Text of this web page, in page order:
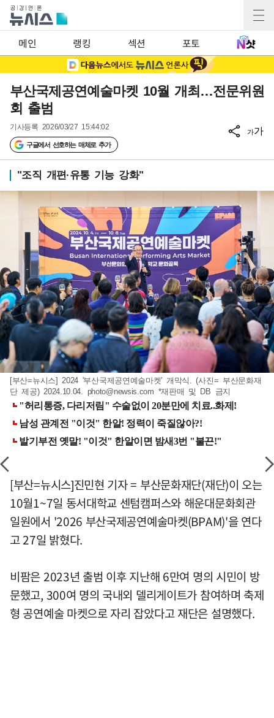
메인 랭킹 섹션 포토
부산국제공연예술마켓 10월 개최…전문위원
회 출범
기사등록 2026/03/27 15:44:02
구글에서 선호하는 매체로 추가
가가
"조직 개편·유통 기능 강화"
[부산=뉴시스] 2024 '부산국제공연예술마켓' 개막식. (사진= 부산문화재
단 제공) 2024.10.04. photo@newsis.com *재판매 및 DB 금지
[부산=뉴시스]진민현 기자 = 부산문화재단(재단)이 오는
10월1~7일 동서대학교 센텀캠퍼스와 해운대문화회관
일원에서 '2026 부산국제공연예술마켓(BPAM)'을 연다
고 27일 밝혔다.
비팜은 2023년 출범 이후 지난해 6만여 명의 시민이 방
문했고, 300여 명의 국내외 델리게이트가 참여하며 축제
형 공연예술 마켓으로 자리 잡았다고 재단은 설명했다.